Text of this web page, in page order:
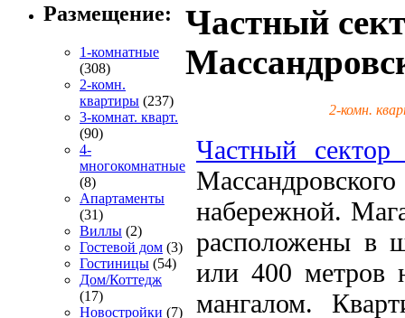
Размещение:
1-комнатные
(308)
2-комн.
квартиры (237)
3-комнат. кварт.
(90)
4-
многокомнатные
(8)
Апартаменты
(31)
Виллы (2)
Гостевой дом (3)
Гостиницы (54)
Дом/Коттедж
(17)
Новостройки (7)
Частный
2-комн.
Частный сектор
набережной.
расположены в
или 400 метров
мангалом.